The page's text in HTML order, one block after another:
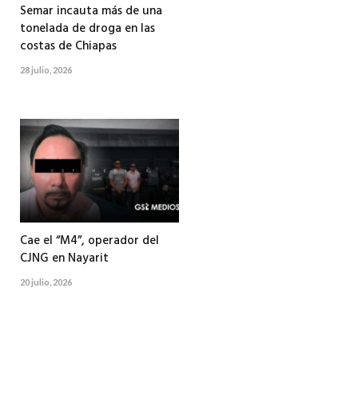
Semar incauta más de una
tonelada de droga en las
costas de Chiapas
28 julio, 2026
Cae el “M4”, operador del
CJNG en Nayarit
20 julio, 2026